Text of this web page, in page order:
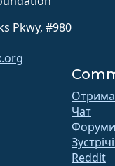
Pkwy, #980
Чат
Форуми
Reddit